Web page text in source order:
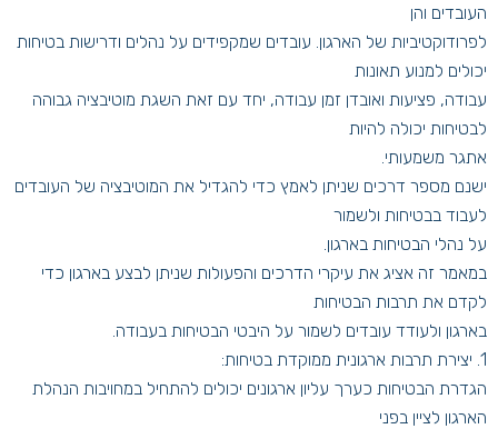
העובדים והן
לפרודוקטיביות של הארגון. עובדים שמקפידים על נהלים ודרישות בטיחות
יכולים למנוע תאונות
עבודה, פציעות ואובדן זמן עבודה, יחד עם זאת השגת מוטיבציה גבוהה
לבטיחות יכולה להיות
אתגר משמעותי.
ישנם מספר דרכים שניתן לאמץ כדי להגדיל את המוטיבציה של העובדים
לעבוד בבטיחות ולשמור
על נהלי הבטיחות בארגון.
במאמר זה אציג את עיקרי הדרכים והפעולות שניתן לבצע בארגון כדי
לקדם את תרבות הבטיחות
בארגון ולעודד עובדים לשמור על היבטי הבטיחות בעבודה.
1. יצירת תרבות ארגונית ממוקדת בטיחות:
הגדרת הבטיחות כערך עליון ארגונים יכולים להתחיל במחויבות הנהלת
הארגון לציין בפני